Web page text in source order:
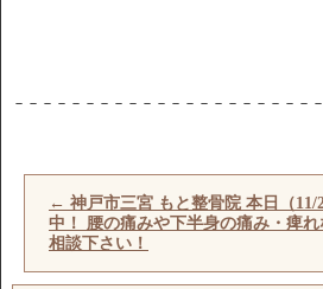
－－－－－－－－－－－－－－－－－－－－－
← 神戸市三宮 もと整骨院 本日（11/
中！ 腰の痛みや下半身の痛み・痺
相談下さい！